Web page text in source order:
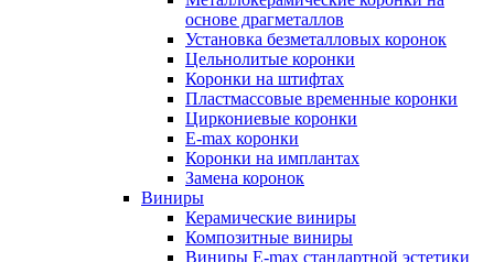
основе драгметаллов
Установка безметалловых коронок
Цельнолитые коронки
Коронки на штифтах
Пластмассовые временные коронки
Циркониевые коронки
E-max коронки
Коронки на имплантах
Замена коронок
Виниры
Керамические виниры
Композитные виниры
Виниры E-max стандартной эстетики